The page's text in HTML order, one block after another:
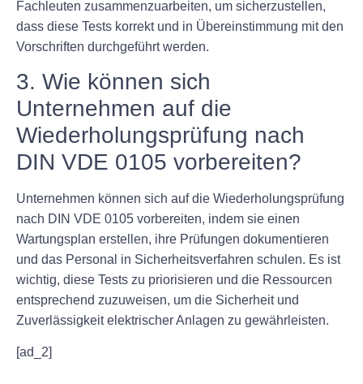
Fachleuten zusammenzuarbeiten, um sicherzustellen,
dass diese Tests korrekt und in Übereinstimmung mit den
Vorschriften durchgeführt werden.
3. Wie können sich
Unternehmen auf die
Wiederholungsprüfung nach
DIN VDE 0105 vorbereiten?
Unternehmen können sich auf die Wiederholungsprüfung
nach DIN VDE 0105 vorbereiten, indem sie einen
Wartungsplan erstellen, ihre Prüfungen dokumentieren
und das Personal in Sicherheitsverfahren schulen. Es ist
wichtig, diese Tests zu priorisieren und die Ressourcen
entsprechend zuzuweisen, um die Sicherheit und
Zuverlässigkeit elektrischer Anlagen zu gewährleisten.
[ad_2]